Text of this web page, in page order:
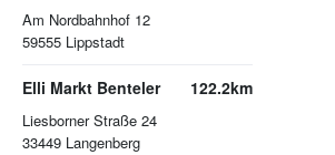
Am Nordbahnhof 12
59555 Lippstadt
Elli Markt Benteler
Liesborner Straße 24
33449 Langenberg
122.2km